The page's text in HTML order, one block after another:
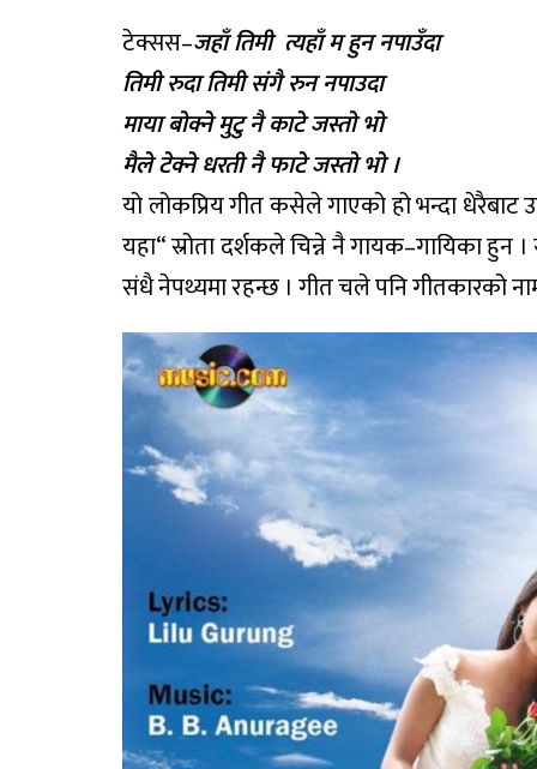
टेक्सस–जहाँ तिमी त्यहाँ म हुन नपाउँदा
तिमी रुदा तिमी संगै रुन नपाउदा
माया बोक्ने मुटु नै काटे जस्तो भो
मैले टेक्ने धरती नै फाटे जस्तो भो ।
यो लोकप्रिय गीत कसेले गाएको हो भन्दा धेरैबाट
यहा“ स्रोता दर्शकले चिन्ने नै गायक–गायिका
संधै नेपथ्यमा रहन्छ । गीत चले पनि गीतकारको